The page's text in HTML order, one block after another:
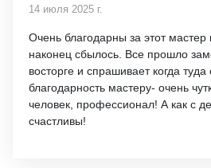
14 июля 2025 г.
Очень благодарны за этот мастер
наконец сбылось. Все прошло
восторге и спрашивает когда
благодарность мастеру- очень
человек, профессионал! А как с
счастливы!